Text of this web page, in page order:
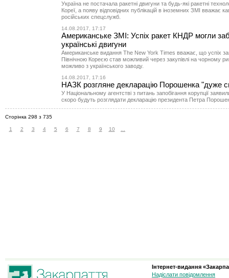
Україна не постачала ракетні двигуни та будь-які ракетні
Кореї, а появу відповідних публікацій в іноземних ЗМІ вважає
російських спецслужб.
14.08.2017, 17:17
Американське ЗМІ: Успіх ракет КНДР могли
українські двигуни
Американське видання The New York Times вважає, що успіх
Північною Кореєю став можливий через закупівлі на чорному
можливо з українського заводу.
14.08.2017, 17:16
НАЗК розгляне декларацію Порошенка "дуже
У Національному агентстві з питань запобігання корупції
скоро будуть розглядати декларацію президента Петра
Сторінка 298 з 735
1 2 3 4 5 6 7 8 9 10
Інтернет-видання
Надіслати повідомлення